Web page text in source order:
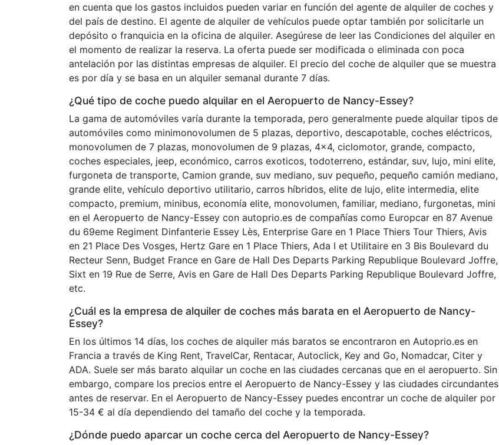
en cuenta que los gastos incluidos pueden variar en función del agente de alquiler de coches y
del país de destino. El agente de alquiler de vehículos puede optar también por solicitarle un
depósito o franquicia en la oficina de alquiler. Asegúrese de leer las Condiciones del alquiler en
el momento de realizar la reserva. La oferta puede ser modificada o eliminada con poca
antelación por las distintas empresas de alquiler. El precio del coche de alquiler que se muestra
es por día y se basa en un alquiler semanal durante 7 días.
¿Qué tipo de coche puedo alquilar en el Aeropuerto de Nancy-Essey?
La gama de automóviles varía durante la temporada, pero generalmente puede alquilar tipos de
automóviles como minimonovolumen de 5 plazas, deportivo, descapotable, coches eléctricos,
monovolumen de 7 plazas, monovolumen de 9 plazas, 4x4, ciclomotor, grande, compacto,
coches especiales, jeep, económico, carros exoticos, todoterreno, estándar, suv, lujo, mini elite,
furgoneta de transporte, Camion grande, suv mediano, suv pequeño, pequeño camión mediano,
grande elite, vehículo deportivo utilitario, carros híbridos, elite de lujo, elite intermedia, elite
compacto, premium, minibus, economía elite, monovolumen, familiar, mediano, furgonetas, mini
en el Aeropuerto de Nancy-Essey con autoprio.es de compañías como Europcar en 87 Avenue
du 69eme Regiment Dinfanterie Essey Lès, Enterprise Gare en 1 Place Thiers Tour Thiers, Avis
en 21 Place Des Vosges, Hertz Gare en 1 Place Thiers, Ada I et Utilitaire en 3 Bis Boulevard du
Recteur Senn, Budget France en Gare de Hall Des Departs Parking Republique Boulevard Joffre,
Sixt en 19 Rue de Serre, Avis en Gare de Hall Des Departs Parking Republique Boulevard Joffre,
etc.
¿Cuál es la empresa de alquiler de coches más barata en el Aeropuerto de Nancy-
Essey?
En los últimos 14 días, los coches de alquiler más baratos se encontraron en Autoprio.es en
Francia a través de King Rent, TravelCar, Rentacar, Autoclick, Key and Go, Nomadcar, Citer y
ADA. Suele ser más barato alquilar un coche en las ciudades cercanas que en el aeropuerto. Sin
embargo, compare los precios entre el Aeropuerto de Nancy-Essey y las ciudades circundantes
antes de reservar. En el Aeropuerto de Nancy-Essey puedes encontrar un coche de alquiler por
15-34 € al día dependiendo del tamaño del coche y la temporada.
¿Dónde puedo aparcar un coche cerca del Aeropuerto de Nancy-Essey?